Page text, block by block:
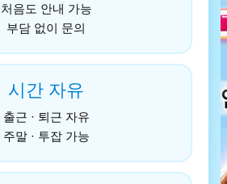
처음도 안내 가능
부담 없이 문의
시간 자유
출근 · 퇴근 자유
주말 · 투잡 가능